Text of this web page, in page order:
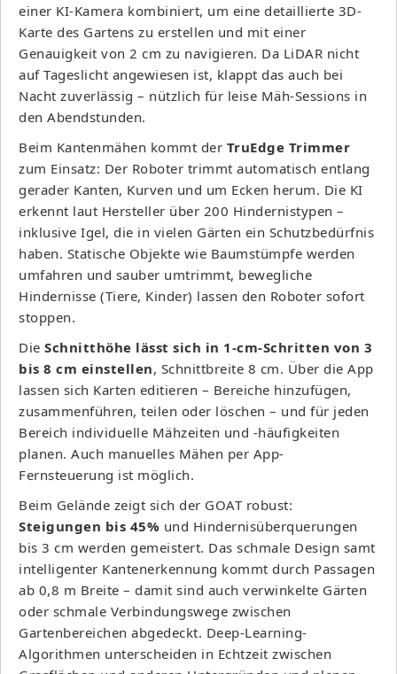
einer KI-Kamera kombiniert, um eine detaillierte 3D-
Karte des Gartens zu erstellen und mit einer
Genauigkeit von 2 cm zu navigieren. Da LiDAR nicht
auf Tageslicht angewiesen ist, klappt das auch bei
Nacht zuverlässig – nützlich für leise Mäh-Sessions in
den Abendstunden.
Beim Kantenmähen kommt der TruEdge Trimmer
zum Einsatz: Der Roboter trimmt automatisch entlang
gerader Kanten, Kurven und um Ecken herum. Die KI
erkennt laut Hersteller über 200 Hindernistypen –
inklusive Igel, die in vielen Gärten ein Schutzbedürfnis
haben. Statische Objekte wie Baumstümpfe werden
umfahren und sauber umtrimmt, bewegliche
Hindernisse (Tiere, Kinder) lassen den Roboter sofort
stoppen.
Die Schnitthöhe lässt sich in 1-cm-Schritten von 3
bis 8 cm einstellen, Schnittbreite 8 cm. Über die App
lassen sich Karten editieren – Bereiche hinzufügen,
zusammenführen, teilen oder löschen – und für jeden
Bereich individuelle Mähzeiten und -häufigkeiten
planen. Auch manuelles Mähen per App-
Fernsteuerung ist möglich.
Beim Gelände zeigt sich der GOAT robust:
Steigungen bis 45% und Hindernisüberquerungen
bis 3 cm werden gemeistert. Das schmale Design samt
intelligenter Kantenerkennung kommt durch Passagen
ab 0,8 m Breite – damit sind auch verwinkelte Gärten
oder schmale Verbindungswege zwischen
Gartenbereichen abgedeckt. Deep-Learning-
Algorithmen unterscheiden in Echtzeit zwischen